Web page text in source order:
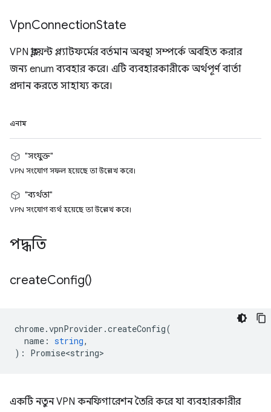
VpnConnectionState
VPN ক্লায়েন্ট প্ল্যাটফর্মের বর্তমান অবস্থা সম্পর্কে অবহিত করার
জন্য enum ব্যবহার করে। এটি ব্যবহারকারীকে অর্থপূর্ণ বার্তা
প্রদান করতে সাহায্য করে।
এনাম
"সংযুক্ত"
VPN সংযোগ সফল হয়েছে তা উল্লেখ করে।
"ব্যর্থতা"
VPN সংযোগ ব্যর্থ হয়েছে তা উল্লেখ করে।
পদ্ধতি
createConfig()
chrome.vpnProvider .createConfig(
name : string,
) : Promise<string>
একটি নতুন VPN কনফিগারেশন তৈরি করে যা ব্যবহারকারীর